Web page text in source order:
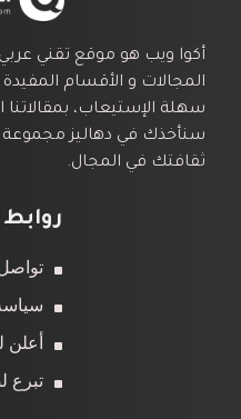
أكوا ويب هو موقع تقني
المجالات و الأقسام
سهلة الإستيعاب،
سنأخذك في دهاليز مجموعة
ثقافتك في المجال.
أعلن
تبرع